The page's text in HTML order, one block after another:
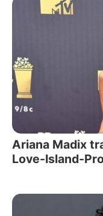
Ariana Madix
Love-Island-